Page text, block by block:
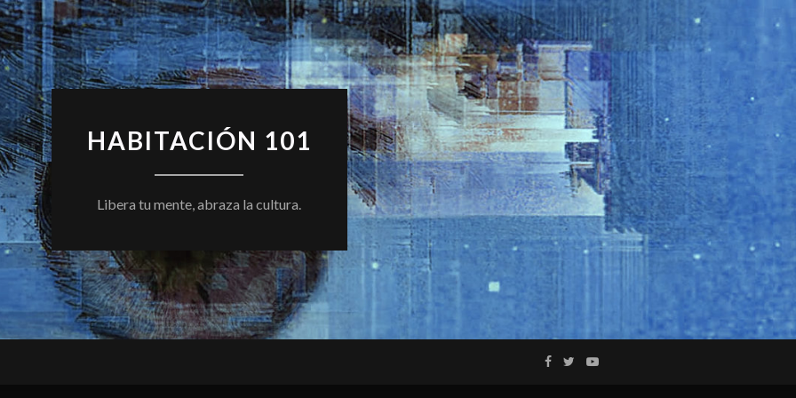
HABITACIÓN 101
Libera tu mente, abraza la cultura.